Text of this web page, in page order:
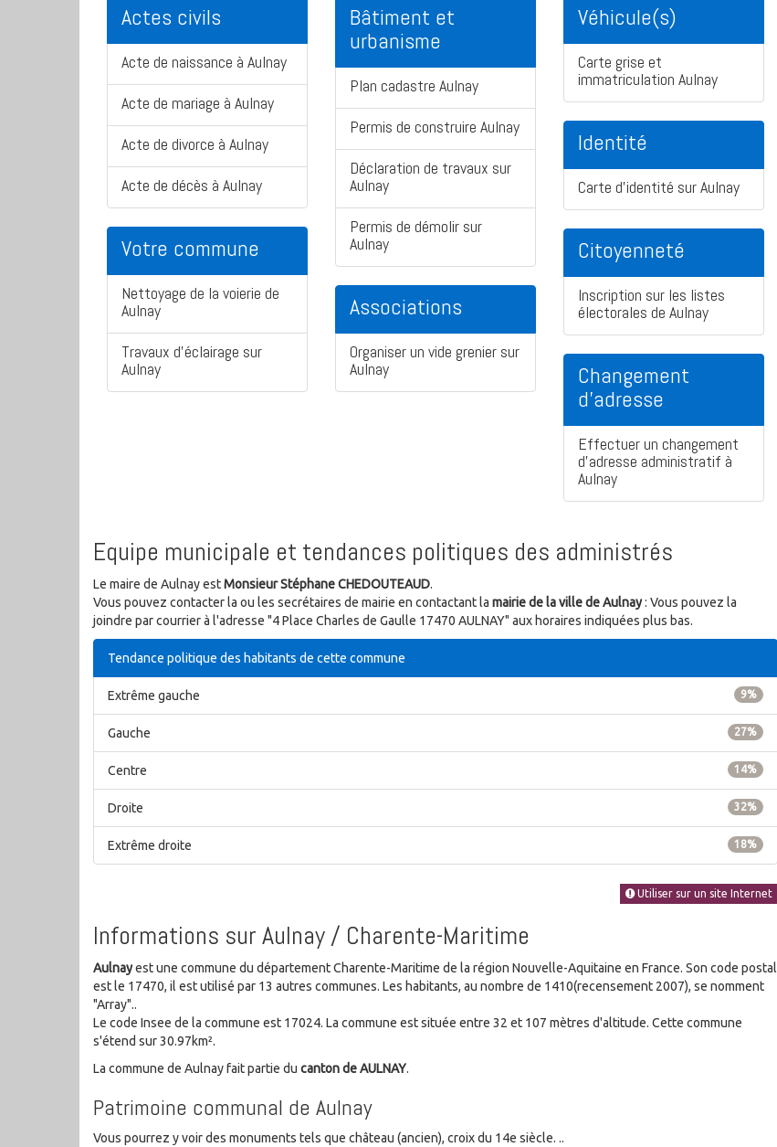
Actes civils
Acte de naissance à Aulnay
Acte de mariage à Aulnay
Acte de divorce à Aulnay
Acte de décès à Aulnay
Votre commune
Nettoyage de la voierie de
Aulnay
Travaux d'éclairage sur
Aulnay
Bâtiment et
urbanisme
Plan cadastre Aulnay
Permis de construire Aulnay
Déclaration de travaux sur
Aulnay
Permis de démolir sur
Aulnay
Associations
Organiser un vide grenier sur
Aulnay
Véhicule(s)
Carte grise et
immatriculation Aulnay
Identité
Carte d'identité sur Aulnay
Citoyenneté
Inscription sur les listes
électorales de Aulnay
Changement
d'adresse
Effectuer un changement
d'adresse administratif à
Aulnay
Equipe municipale et tendances politiques des administrés
Le maire de Aulnay estMonsieur Stéphane CHEDOUTEAUD.
Vous pouvez contacter la ou les secrétaires de mairie en contactant la mairie de la ville de Aulnay: Vous pouvez la
joindre par courrier à l'adresse "4 Place Charles de Gaulle 17470 AULNAY" aux horaires indiquées plus bas.
Tendance politique des habitants de cette commune
9%
Extrême gauche
27%
Gauche
14%
Centre
32%
Droite
18%
Extrême droite
Utiliser sur un site Internet
Informations sur Aulnay / Charente-Maritime
Aulnayest une commune du département Charente-Maritime de la région Nouvelle-Aquitaine en France. Son code postal
est le 17470, il est utilisé par 13 autres communes. Les habitants, au nombre de 1410(recensement 2007), se nomment
"Array"..
Le code Insee de la commune est 17024. La commune est située entre 32 et 107 mètres d'altitude. Cette commune
s'étend sur 30.97km².
La commune de Aulnay fait partie du canton de AULNAY.
Patrimoine communal de Aulnay
Vous pourrez y voir des monuments tels que château (ancien), croix du 14e siècle. ..